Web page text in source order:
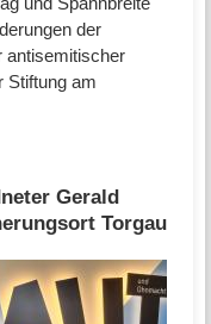
der
antisemitischer
Stiftung am
Gerald
Torgau